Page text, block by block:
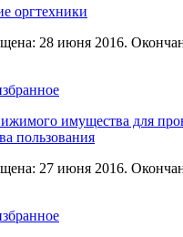
оргтехники
28 июня 2016.
имущества для
пользования
27 июня 2016.